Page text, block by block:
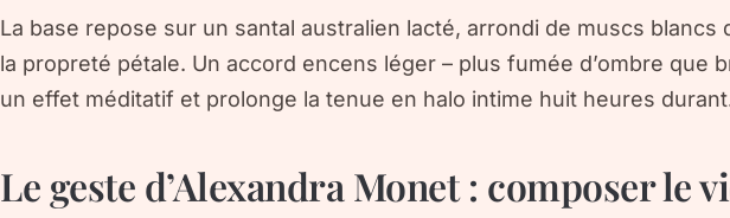
La base repose sur un santal australien lacté, arrondi de muscs blancs
la propreté pétale. Un accord encens léger – plus fumée d’ombre que
un effet méditatif et prolonge la tenue en halo intime huit heures
Le geste d’Alexandra Monet : composer le